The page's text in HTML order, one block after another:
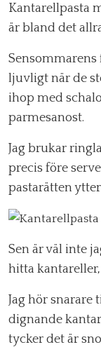
Kantarellpasta
är bland det
ljuvligt när de
ihop med
parmesanost.
Jag brukar
precis före
pastarätten
Sen är väl inte
hitta
Jag hör
dignande
tycker det är